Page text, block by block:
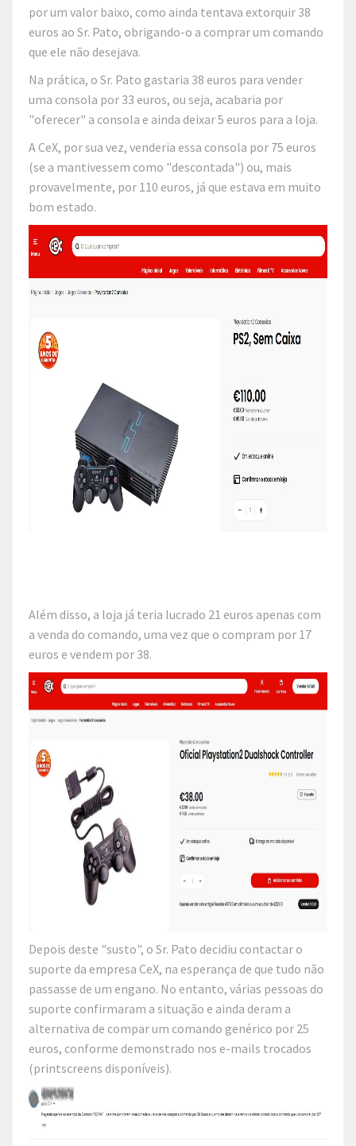
por um valor baixo, como ainda tentava extorquir 38
euros ao Sr. Pato, obrigando-o a comprar um comando
que ele não desejava.
Na prática, o Sr. Pato gastaria 38 euros para vender
uma consola por 33 euros, ou seja, acabaria por
"oferecer" a consola e ainda deixar 5 euros para a loja.
A CeX, por sua vez, venderia essa consola por 75 euros
(se a mantivessem como "descontada") ou, mais
provavelmente, por 110 euros, já que estava em muito
bom estado.
Além disso, a loja já teria lucrado 21 euros apenas com
a venda do comando, uma vez que o compram por 17
euros e vendem por 38.
Depois deste "susto", o Sr. Pato decidiu contactar o
suporte da empresa CeX, na esperança de que tudo não
passasse de um engano. No entanto, várias pessoas do
suporte confirmaram a situação e ainda deram a
alternativa de compar um comando genérico por 25
euros, conforme demonstrado nos e-mails trocados
(printscreens disponíveis).